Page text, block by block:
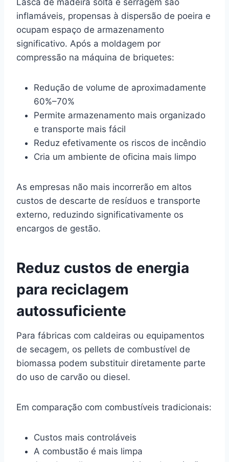
inflamáveis, propensas à dispersão de poeira e
ocupam espaço de armazenamento
significativo. Após a moldagem por
compressão na máquina de briquetes:
Redução de volume de aproximadamente
60%–70%
Permite armazenamento mais organizado
e transporte mais fácil
Reduz efetivamente os riscos de incêndio
Cria um ambiente de oficina mais limpo
As empresas não mais incorrerão em altos
custos de descarte de resíduos e transporte
externo, reduzindo significativamente os
encargos de gestão.
Reduz custos de energia
para reciclagem
autossuficiente
Para fábricas com caldeiras ou equipamentos
de secagem, os pellets de combustível de
biomassa podem substituir diretamente parte
do uso de carvão ou diesel.
Em comparação com combustíveis tradicionais:
Custos mais controláveis
A combustão é mais limpa